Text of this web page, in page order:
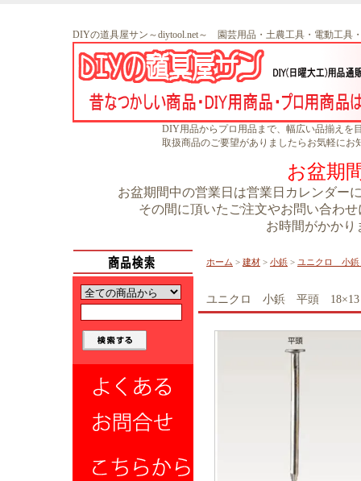
DIYの道具屋サン～diytool.net～ 園芸用品・土農工具・電動工具
DIY用品からプロ用品まで、幅広い品揃えを
取扱商品のご要望がありましたらお気軽にお
お盆期
お盆期間中の営業日は営業日カレンダー
その間に頂いたご注文やお問い合わ
お時間がかかり
ホーム > 建材 > 小鋲 > ユニクロ 小
ユニクロ 小鋲 平頭